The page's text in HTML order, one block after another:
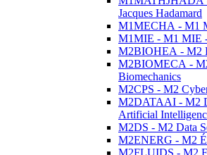
Jacques Hadamard
M1MECHA - M1
M1MIE - M1 MIE
M2BIOHEA - M2
M2BIOMECA -
Biomechanics
M2CPS - M2
M2DATAAI - M2
Artificial
M2DS - M2 Data
M2ENERG - M2
M2FLUIDS - M2